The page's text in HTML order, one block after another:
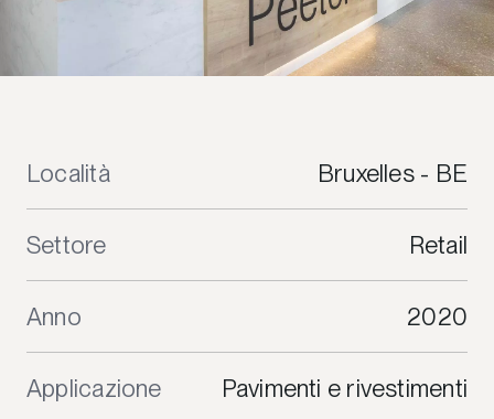
Località Bruxelles - BE
Settore Retail
Anno 2020
Applicazione Pavimenti e rivestimenti